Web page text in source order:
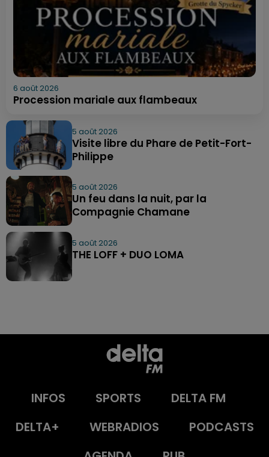
6 août 2026
Procession mariale aux flambeaux
5 août 2026
Visite libre du Phare de Petit-Fort-
Philippe
5 août 2026
Un feu dans la nuit, par la
Compagnie Chamane
5 août 2026
THE LOFF + DUO LOMA
INFOS SPORTS
DELTA FM
DELTA+
WEBRADIOS
PODCASTS